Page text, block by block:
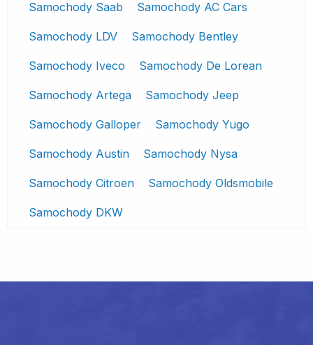
Samochody Saab Samochody AC Cars
Samochody LDV Samochody Bentley
Samochody Iveco Samochody De Lorean
Samochody Artega Samochody Jeep
Samochody Galloper Samochody Yugo
Samochody Austin Samochody Nysa
Samochody Citroen Samochody Oldsmobile
Samochody DKW